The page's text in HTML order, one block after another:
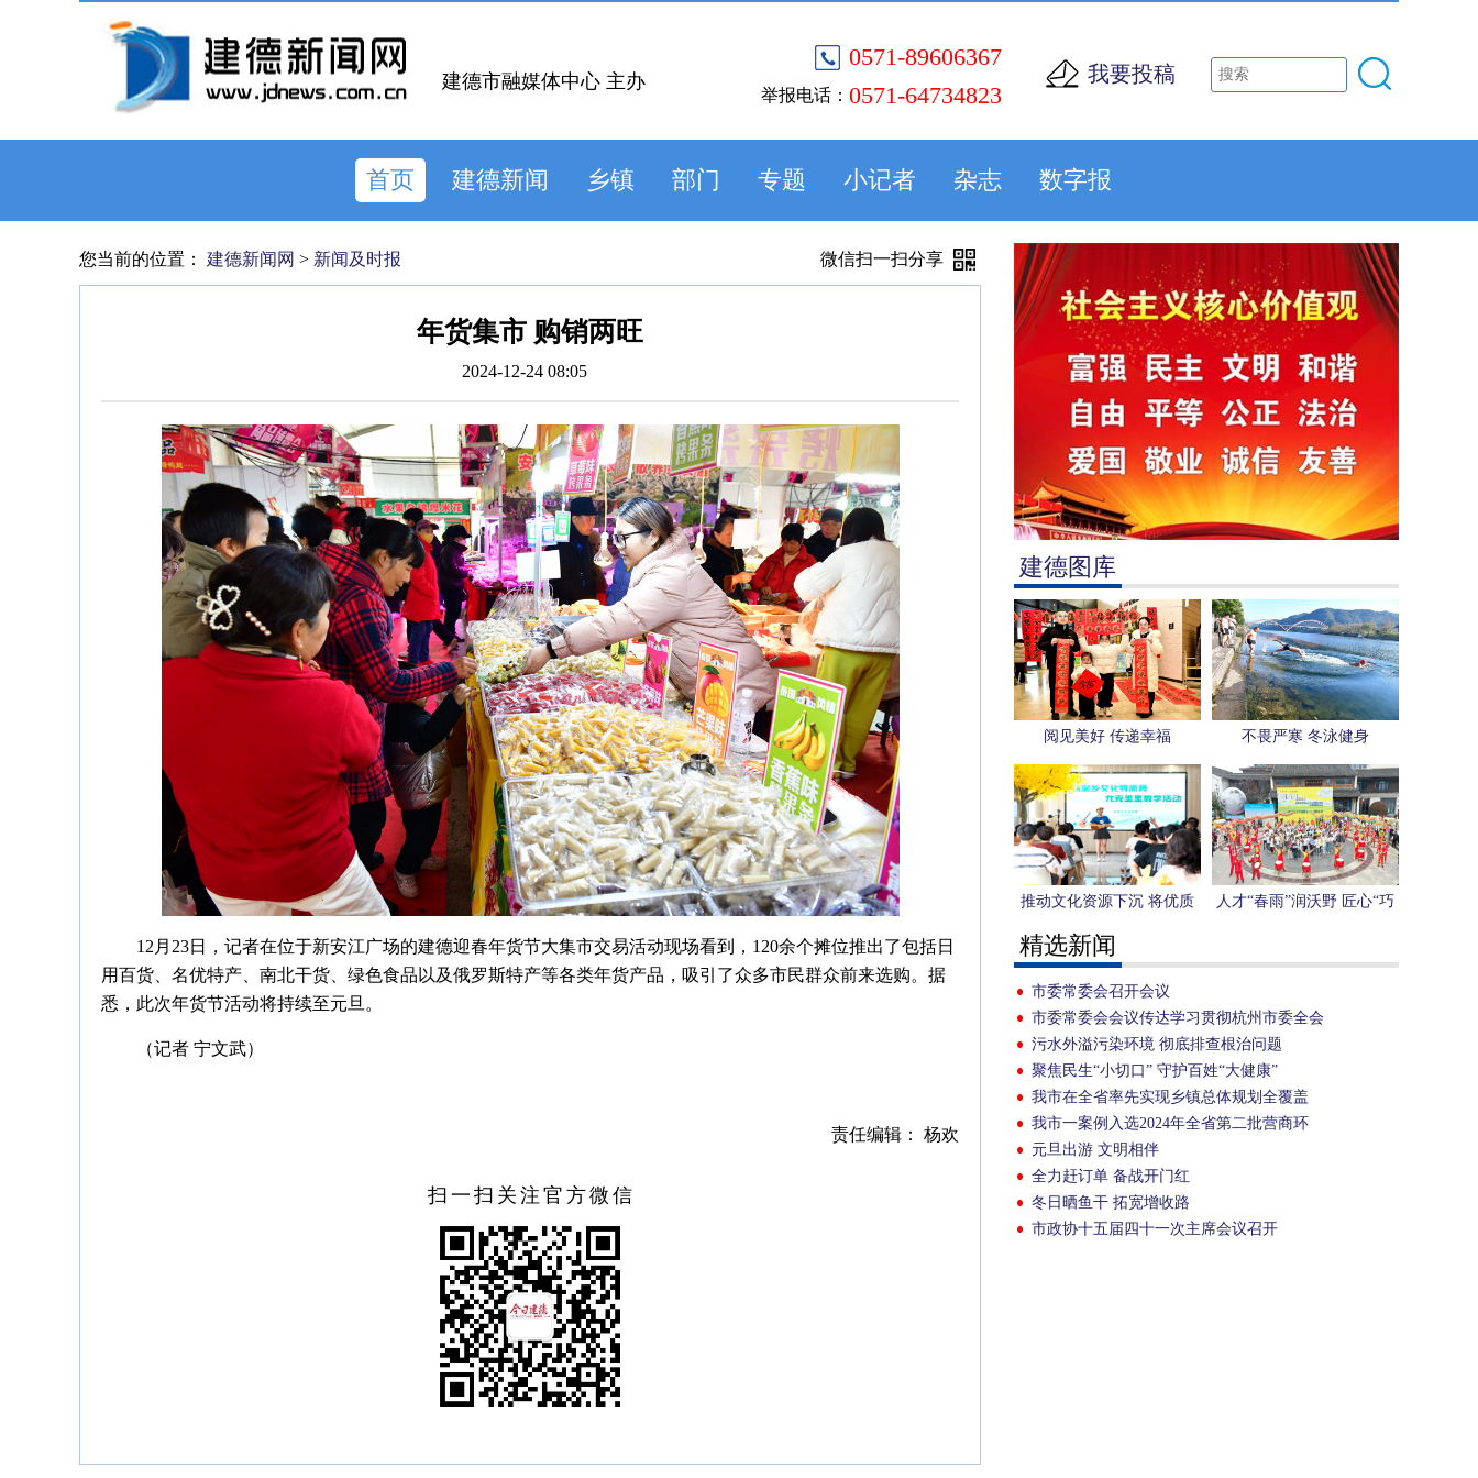
0571-89606367
举报电话： 0571-64734823
我要投稿
建德市融媒体中心 主办
首页 建德新闻 乡镇 部门 专题 小记者 杂志 数字报
建德图库
阅见美好 传递幸福 不畏严寒 冬泳健身
推动文化资源下沉 将优质
服务送到基层末梢
人才“春雨”润沃野 匠心“巧
精选新闻
市委常委会召开会议
市委常委会会议传达学习贯彻杭州市委全会
精神
污水外溢污染环境 彻底排查根治问题
聚焦民生“小切口” 守护百姓“大健康”
我市在全省率先实现乡镇总体规划全覆盖
我市一案例入选2024年全省第二批营商环
境“微改革”案例
元旦出游 文明相伴
全力赶订单 备战开门红
冬日晒鱼干 拓宽增收路
市政协十五届四十一次主席会议召开
您当前的位置： 建德新闻网 > 新闻及时报 微信扫一扫分享
年货集市 购销两旺
2024-12-24 08:05
12月23日，记者在位于新安江广场的建德迎春年货节大集市交易活动现场看到，120余个摊位推出了包括日
用百货、名优特产、南北干货、绿色食品以及俄罗斯特产等各类年货产品，吸引了众多市民群众前来选购。据
悉，此次年货节活动将持续至元旦。
（记者 宁文武）
责任编辑： 杨欢
扫一扫关注官方微信